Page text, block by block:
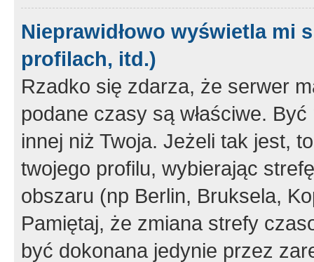
Nieprawidłowo wyświetla mi
profilach, itd.)
Rzadko się zdarza, że serwer
podane czasy są właściwe.
innej niż Twoja. Jeżeli tak jest,
twojego profilu, wybierając
obszaru (np Berlin, Bruksela,
Pamiętaj, że zmiana strefy
być dokonana jedynie przez